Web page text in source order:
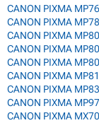
CANON PIXMA
CANON PIXMA
CANON PIXMA
CANON PIXMA
CANON PIXMA
CANON PIXMA
CANON PIXMA
CANON PIXMA
CANON PIXMA